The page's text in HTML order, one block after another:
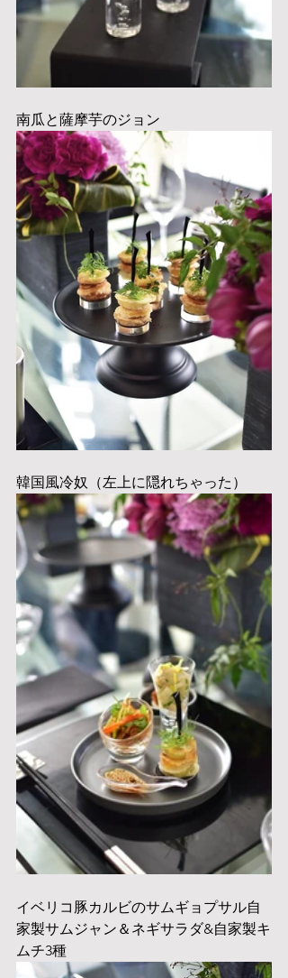
南瓜と薩摩芋のジョン
韓国風冷奴（左上に隠れちゃった）
イベリコ豚カルビのサムギョプサル自
家製サムジャン＆ネギサラダ&自家製キ
ムチ3種